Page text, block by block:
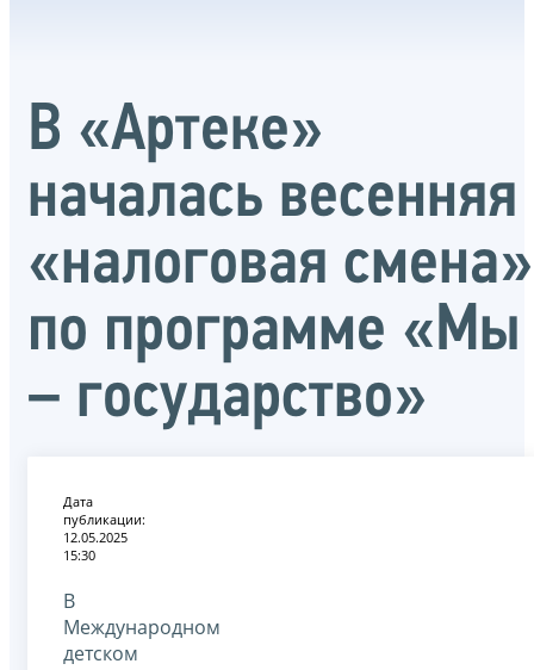
В «Артеке»
началась весенняя
«налоговая смена»
по программе «Мы
– государство»
Дата
публикации:
12.05.2025
15:30
В
Международном
детском